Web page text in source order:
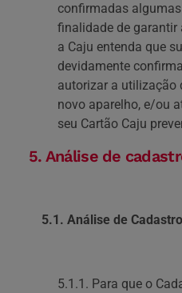
confirmadas
finalidade de garantir
a Caju entenda que
devidamente
autorizar a utilização
novo aparelho, e/ou
seu Cartão Caju
5. Análise de
5.1. Análise de Cadastro
5.1.1. Para que o